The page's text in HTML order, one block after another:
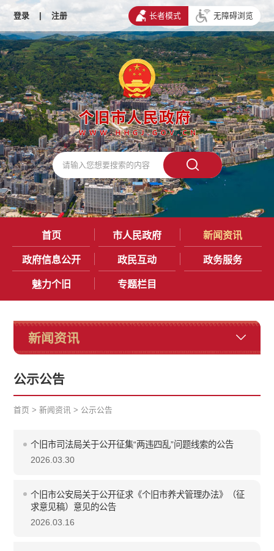
登录 | 注册 长者模式 无障碍浏览
首页 市人民政府 新闻资讯
政府信息公开 政民互动 政务服务
魅力个旧 专题栏目
新闻资讯
公示公告
首页 >新闻资讯 > 公示公告
个旧市司法局关于公开征集“两违四乱”问题线索的公告
2026.03.30
个旧市公安局关于公开征求《个旧市养犬管理办法》（征
求意见稿）意见的公告
2026.03.16